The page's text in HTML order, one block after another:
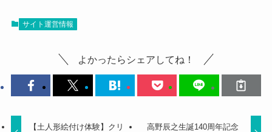
サイト運営情報
よかったらシェアしてね！
【土人形絵付け体験】クリ
高野辰之生誕140周年記念